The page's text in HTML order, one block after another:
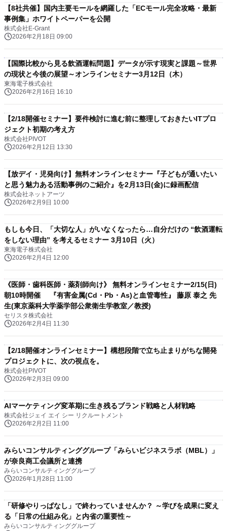
【8社共催】国内主要モールを網羅した「ECモール完全攻略・最新
事例集」ホワイトペーパーを公開
株式会社E-Grant
2026年2月18日 09:00
【国際比較から見る飲酒運転問題】データが示す現実と課題～世界
の現状と今後の展望～オンラインセミナー3月12日（木）
東海電子株式会社
2026年2月16日 16:10
【2/18開催セミナー】要件検討に進む前に整理しておきたいITプロ
ジェクト初期の考え方
株式会社PIVOT
2026年2月12日 13:30
【放デイ・児発向け】無料オンラインセミナー『子どもが通いたい
と思う魅力ある活動事例のご紹介』を2月13日(金)に録画配信
株式会社ネットアーツ
2026年2月9日 10:00
もしも今日、「大切な人」がいなくなったら…自分だけの “飲酒運転
をしない理由” を考えるセミナー 3月10日（火）
東海電子株式会社
2026年2月4日 12:00
《医師・歯科医師・薬剤師向け》 無料オンラインセミナー2/15(日)
朝10時開催 『有害金属(Cd・Pb・As)と血管毒性』 藤原 泰之 先
生(東京薬科大学薬学部公衆衛生学教室／教授)
セリスタ株式会社
2026年2月4日 11:30
【2/18開催オンラインセミナー】構想段階で立ち止まりがちな開発
プロジェクトに、次の視点を。
株式会社PIVOT
2026年2月3日 09:00
AIマーケティング変革期に生き残るブランド戦略と人材戦略
株式会社ジェイ エイ シー リクルートメント
2026年2月2日 11:00
みらいコンサルティンググループ「みらいビジネスラボ（MBL）」
が奈良商工会議所と連携
みらいコンサルティンググループ
2026年1月28日 11:00
「研修やりっぱなし」で終わっていませんか？ ～学びを成果に変え
る「日常の仕組み化」と内省の重要性～
みらいコンサルティンググループ